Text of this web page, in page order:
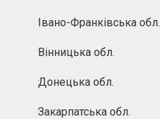
Івано-Франківська обл.
Вінницька обл.
Донецька обл.
Закарпатська обл.